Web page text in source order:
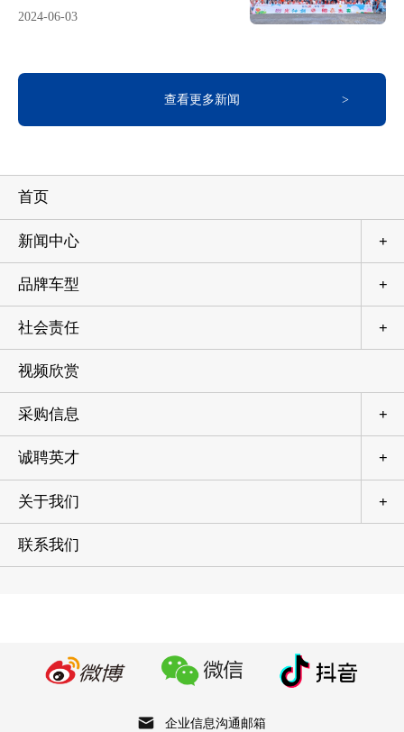
望小学的校园里。这场持续十三年的爱
得一提的是，今年是神龙汽车坚持帮扶
神龙汽车希望小学的第十二个年头。
&nbsp; &nbsp; “神龙汽车帮扶的十几年
们的学习环境，还为孩子们送来了爱心
礼物，看到孩子们开心的笑容，十分感
动。”从恩施盛家坝小学走出去
2024-06-03
查看更多新闻
首页
+
新闻中心
+
品牌车型
+
社会责任
视频欣赏
+
采购信息
+
诚聘英才
+
关于我们
联系我们
企业信息沟通邮箱